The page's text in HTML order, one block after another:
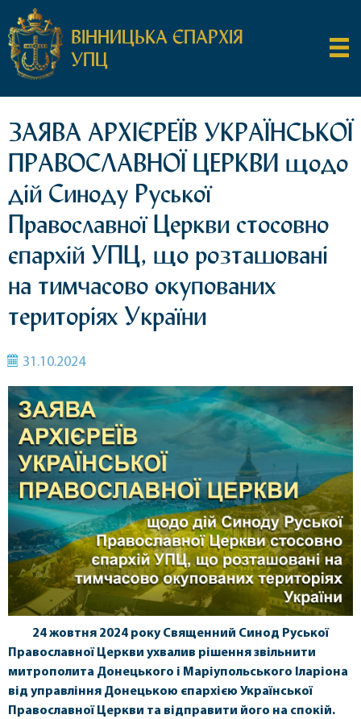
ВІННИЦЬКА ЄПАРХІЯ
УПЦ
ЗАЯВА АРХІЄРЕЇВ УКРАЇНСЬКОЇ
ПРАВОСЛАВНОЇ ЦЕРКВИ щодо
дій Синоду Руської
Православної Церкви стосовно
єпархій УПЦ, що розташовані
на тимчасово окупованих
територіях України
31.10.2024
24 жовтня 2024 року Священний Синод Руської
Православної Церкви ухвалив рішення звільнити
митрополита Донецького і Маріупольського Іларіона
від управління Донецькою єпархією Української
Православної Церкви та відправити його на спокій.